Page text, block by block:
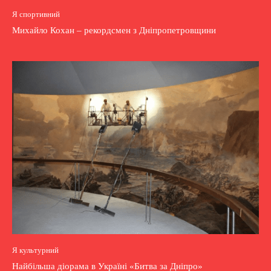
Я спортивний
Михайло Кохан – рекордсмен з Дніпропетровщини
Я культурний
Найбільша діорама в Україні «Битва за Дніпро»